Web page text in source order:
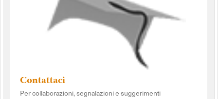
Contattaci
Per collaborazioni, segnalazioni e suggerimenti